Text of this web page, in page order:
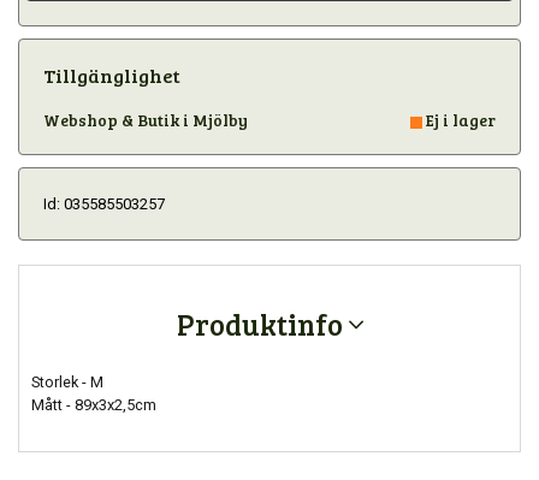
Tillgänglighet
Webshop & Butik i Mjölby Ej i lager
Id: 035585503257
Produktinfo
Storlek - M
Mått - 89x3x2,5cm